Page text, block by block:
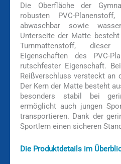
Die Oberfläche der
robusten PVC-
abwaschbar sowie
Unterseite der Matte
Turnmattenstoff,
Eigenschaften des PVC-
rutschfester Eigenschaft.
Reißverschluss versteckt an
Der Kern der Matte besteht
besonders stabil bei
ermöglicht auch jungen
transportieren. Dank der
Sportlern einen sicheren
Die Produktdetails im